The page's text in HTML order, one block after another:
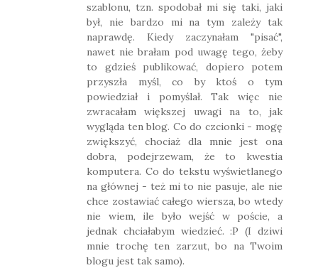
szablonu, tzn. spodobał mi się taki, jaki
był, nie bardzo mi na tym zależy tak
naprawdę. Kiedy zaczynałam "pisać",
nawet nie brałam pod uwagę tego, żeby
to gdzieś publikować, dopiero potem
przyszła myśl, co by ktoś o tym
powiedział i pomyślał. Tak więc nie
zwracałam większej uwagi na to, jak
wygląda ten blog. Co do czcionki - mogę
zwiększyć, chociaż dla mnie jest ona
dobra, podejrzewam, że to kwestia
komputera. Co do tekstu wyświetlanego
na głównej - też mi to nie pasuje, ale nie
chce zostawiać całego wiersza, bo wtedy
nie wiem, ile było wejść w poście, a
jednak chciałabym wiedzieć. :P (I dziwi
mnie trochę ten zarzut, bo na Twoim
blogu jest tak samo).